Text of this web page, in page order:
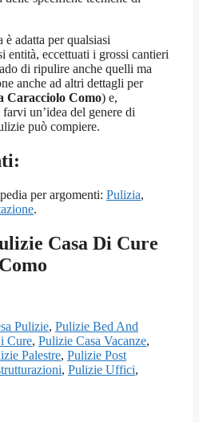
adatta per qualsiasi
entità, eccettuati i grossi cantieri
di ripulire anche quelli ma
anche ad altri dettagli per
Caracciolo Como) e,
un’idea del genere di
può compiere.
per argomenti: Pulizia,
.
Casa Di Cure
Pulizie, Pulizie Bed And
Cure, Pulizie Casa Vacanze,
Palestre, Pulizie Post
, Pulizie Uffici,